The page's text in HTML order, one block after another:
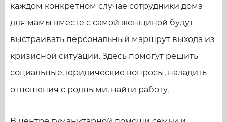
каждом конкретном случае сотрудники дома
для мамы вместе с самой женщиной будут
выстраивать персональный маршрут выхода из
кризисной ситуации. Здесь помогут решить
социальные, юридические вопросы, наладить
отношения с родными, найти работу.